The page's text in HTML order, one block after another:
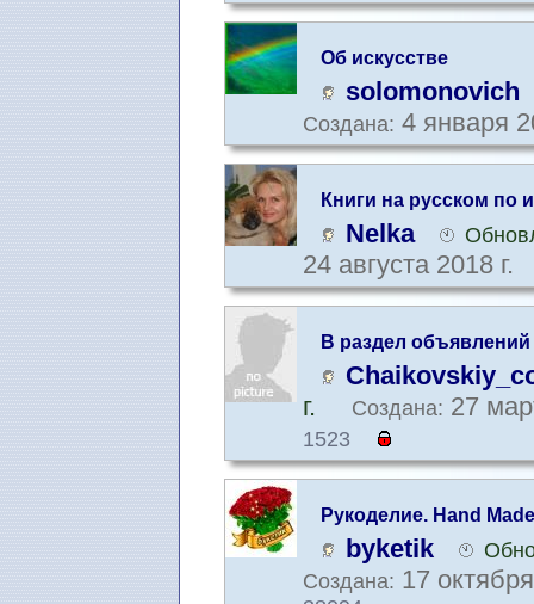
Об искусстве
solomonovich
Создана: 4 января
Книги на русском по
Nelka
24 августа 2018 г.
В раздел
г.
Создана: 27
1523
Рукоделие. Hand
byketik
Создана: 17